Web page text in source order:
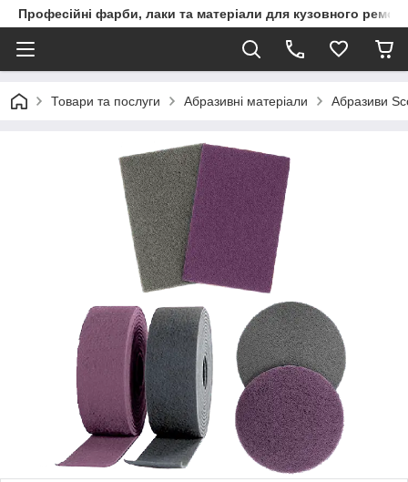
Професійні фарби, лаки та матеріали для кузовного
Товари та послуги Абразивні матеріали Абразиви